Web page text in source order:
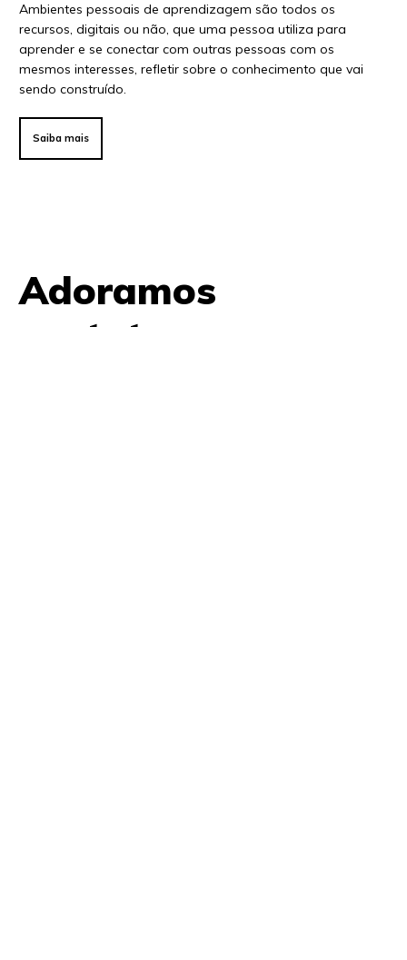
Para Educadores
Para Instituições
Para Líderes
Ambientes pessoais de aprendizagem são todos os
recursos, digitais ou não, que uma pessoa utiliza para
aprender e se conectar com outras pessoas com os
mesmos interesses, refletir sobre o conhecimento que vai
sendo construído.
Saiba mais
Adoramos
contato.